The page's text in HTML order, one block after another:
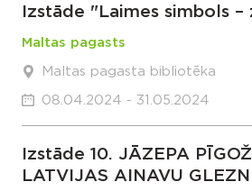
Izstāde "Laimes simbols –
Maltas pagasts
Maltas pagasta bibliotēka
08.04.2024 - 31.05.2024
Izstāde 10. JĀZEPA
LATVIJAS AINAVU